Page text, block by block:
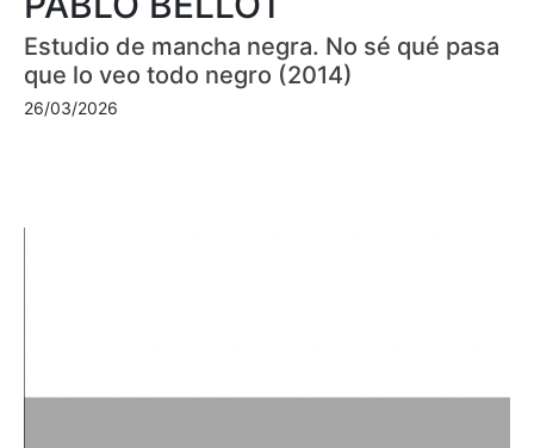
Estudio de mancha negra. No sé qué pasa
que lo veo todo negro (2014)
26/03/2026